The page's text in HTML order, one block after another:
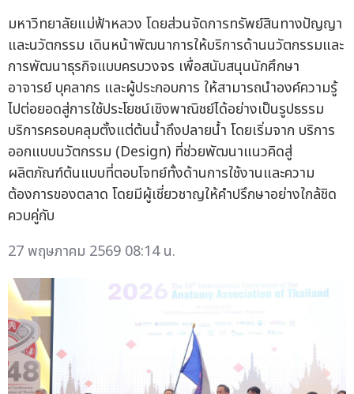
มหาวิทยาลัยแม่ฟ้าหลวง โดยส่วนจัดการทรัพย์สินทางปัญญา
และนวัตกรรม เดินหน้าพัฒนาการให้บริการด้านนวัตกรรมและ
การพัฒนาธุรกิจแบบครบวงจร เพื่อสนับสนุนนักศึกษา
อาจารย์ บุคลากร และผู้ประกอบการ ให้สามารถนำองค์ความรู้
ไปต่อยอดสู่การใช้ประโยชน์เชิงพาณิชย์ได้อย่างเป็นรูปธรรม
บริการครอบคลุมตั้งแต่ต้นน้ำถึงปลายน้ำ โดยเริ่มจาก บริการ
ออกแบบนวัตกรรม (Design) ที่ช่วยพัฒนาแนวคิดสู่
ผลิตภัณฑ์ต้นแบบที่ตอบโจทย์ทั้งด้านการใช้งานและความ
ต้องการของตลาด โดยมีผู้เชี่ยวชาญให้คำปรึกษาอย่างใกล้ชิด
ควบคู่กับ
27 พฤษภาคม 2569 08:14 น.